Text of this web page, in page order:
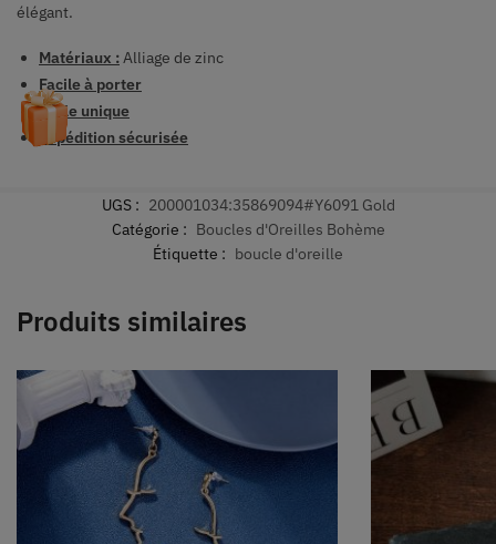
élégant.
Matériaux : Alliage de zinc
Facile à porter
Taille unique
Expédition sécurisée
UGS : 200001034:35869094#Y6091 Gold
Catégorie : Boucles d'Oreilles Bohème
Étiquette : boucle d'oreille
Produits similaires